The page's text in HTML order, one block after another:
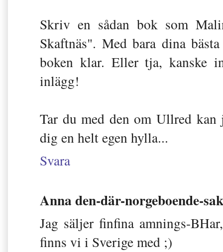
Skriv en sådan bok som
Skaftnäs". Med bara dina
boken klar. Eller tja, kanske
inlägg!
Tar du med den om Ullred
dig en helt egen hylla...
Svara
Anna den-där-norgeboende-
Jag säljer finfina amnings-
finns vi i Sverige med ;)